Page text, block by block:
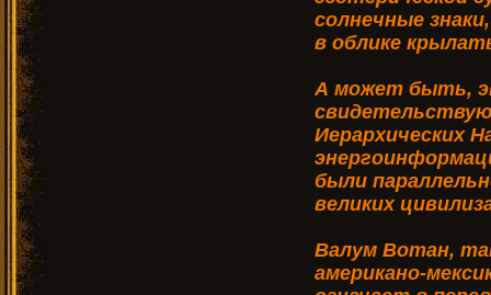
солнечные
в облике
А может быть,
Иерархических
были
великих
Валум Вотан,
американо-